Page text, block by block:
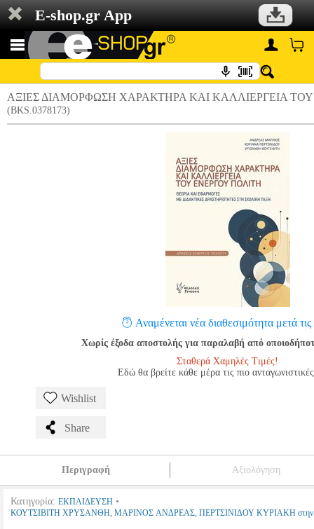
E-shop.gr App
ΑΞΙΕΣ ΔΙΑΜΟΡΦΩΣΗ ΧΑΡΑΚΤΗΡΑ ΚΑΙ ΚΑΛΛΙΕΡΓΕΙΑ
(BKS.0378173)
Αναμένεται νέα διαθεσιμότητα μετά
Χωρίς έξοδα αποστολής για παραλαβή από
Σταθερά Χαμηλές Τιμές!
Εδώ θα βρείτε κάθε μέρα τις πιο
Wishlist
Share
Περιγραφή Αξιολόγηση
Κατηγορία: ΕΚΠΑΙΔΕΥΣΗ •
ΚΟΥΤΣΙΒΙΤΗ ΧΡΥΣΑΝΘΗ, ΜΑΡΙΝΟΣ ΑΝΔΡΕΑΣ, ΠΕΡΤΣΙΝΙΔΟΥ ΚΥΡΙΑΚΗ στην